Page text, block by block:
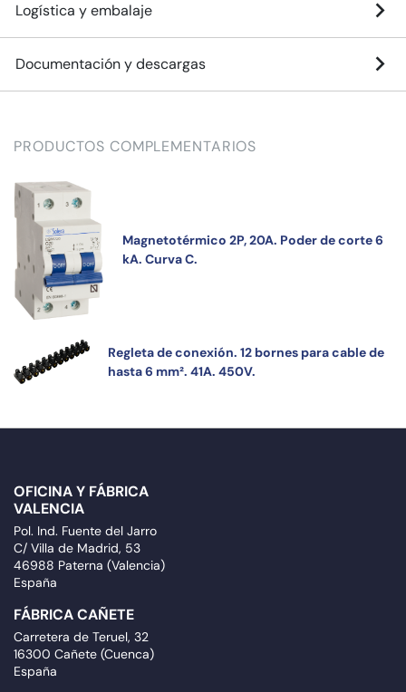
Logística y embalaje
Documentación y descargas
PRODUCTOS COMPLEMENTARIOS
Magnetotérmico 2P, 20A. Poder de corte 6
kA. Curva C.
Regleta de conexión. 12 bornes para cable de
hasta 6 mm². 41A. 450V.
OFICINA Y FÁBRICA
VALENCIA
Pol. Ind. Fuente del Jarro
C/ Villa de Madrid, 53
46988 Paterna (Valencia)
España
FÁBRICA CAÑETE
Carretera de Teruel, 32
16300 Cañete (Cuenca)
España